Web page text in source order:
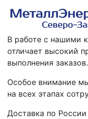
В работе с нашими
отличает высокий
выполнения заказов.
Особое внимание
на всех этапах
Доставка по России